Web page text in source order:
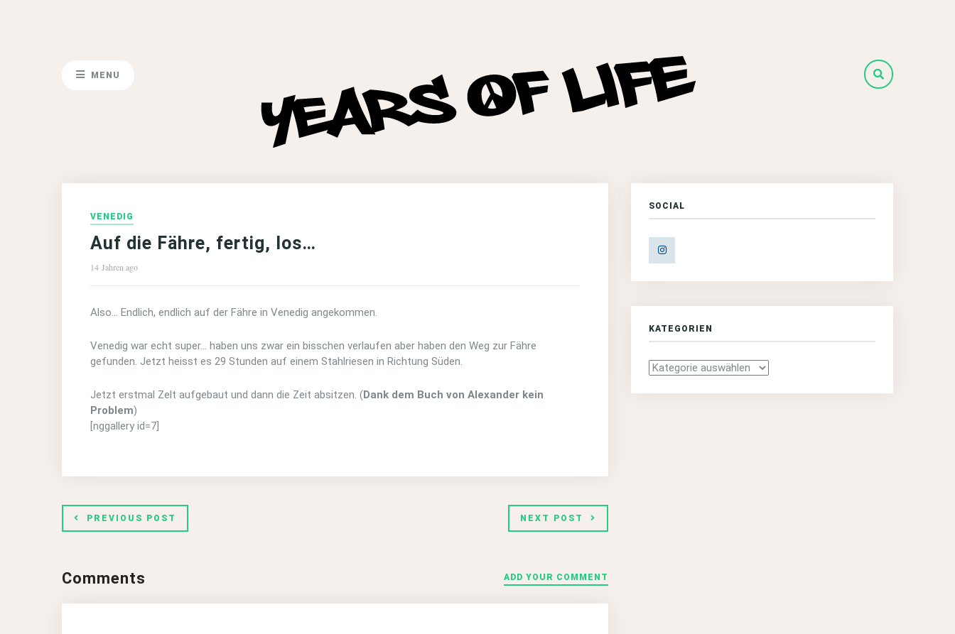
MENU
VENEDIG
Auf die Fähre, fertig, los…
14 Jahren ago
Also… Endlich, endlich auf der Fähre in Venedig angekommen.
Venedig war echt super… haben uns zwar ein bisschen verlaufen aber haben den Weg zur Fähre
gefunden. Jetzt heisst es 29 Stunden auf einem Stahlriesen in Richtung Süden.
Jetzt erstmal Zelt aufgebaut und dann die Zeit absitzen. (Dank dem Buch von Alexander kein
Problem)
[nggallery id=7]
PREVIOUS POST NEXT POST
Comments ADD YOUR COMMENT
SOCIAL
KATEGORIEN
Kategorien